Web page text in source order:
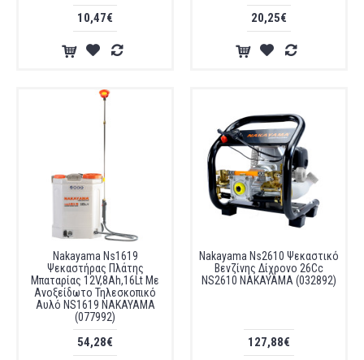
10,47€ 20,25€
Nakayama Ns1619
Ψεκαστήρας Πλάτης
Μπαταρίας 12V,8Ah,16Lt Με
Ανοξείδωτο Τηλεσκοπικό
Αυλό NS1619 NAKAYAMA
(077992)
54,28€
Nakayama Ns2610 Ψεκαστικό
Βενζίνης Δίχρονο 26Cc
NS2610 NAKAYAMA (032892)
127,88€